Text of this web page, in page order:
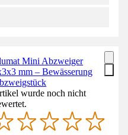
Mini Abzweiger
mm – Bewässerung
wurde noch nicht